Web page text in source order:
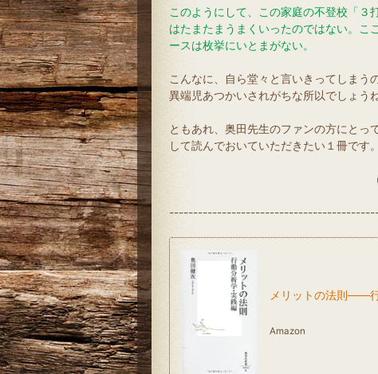
このようにして、この家庭の不登校「３
はたまたまうまくいったのではない。こ
ースは枚挙にいとまがない。
こんなに、自ら堂々と言いきってしまう
異端児あつかいされがちな所以でしょう
ともあれ、奥田先生のファンの方にとっ
して読んでおいていただきたい１冊です。
（
メリットの法則――
Amazon